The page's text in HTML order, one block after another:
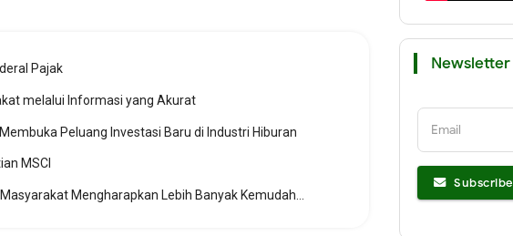
Pajak
melalui Informasi yang Akurat
Peluang Investasi Baru di Industri Hiburan
MSCI
Newsletter
Email
Subscribe